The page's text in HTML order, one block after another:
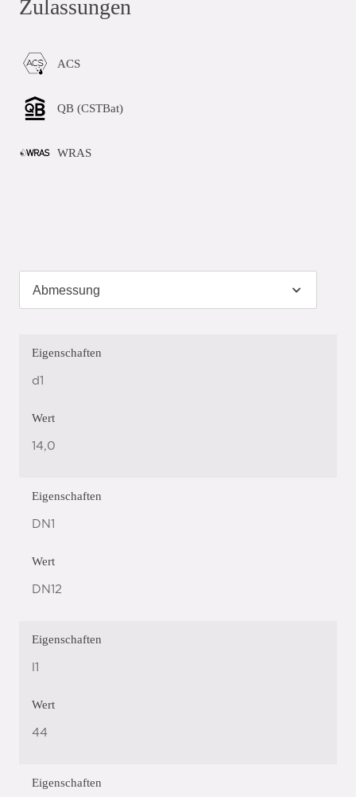
Zulassungen
ACS
QB (CSTBat)
WRAS
Eigenschaften
d1
Wert
14,0
Eigenschaften
DN1
Wert
DN12
Eigenschaften
l1
Wert
44
Eigenschaften